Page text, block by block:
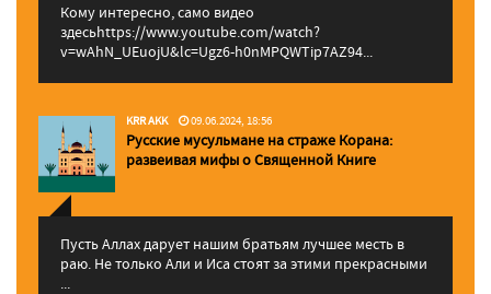
Кому интересно, само видео
здесьhttps://www.youtube.com/watch?
v=wAhN_UEuojU&lc=Ugz6-h0nMPQWTip7AZ94...
KRR AKK 09.06.2024, 18:56
Русские мусульмане на страже Корана:
pазвеивая мифы о Священной Книге
Пусть Аллах дарует нашим братьям лучшее месть в
раю. Не только Али и Иса стоят за этими прекрасными
...